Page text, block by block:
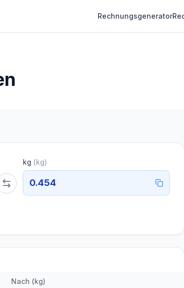
Rechnungsgenerator
kg (kg)
0.454
Nach (kg)